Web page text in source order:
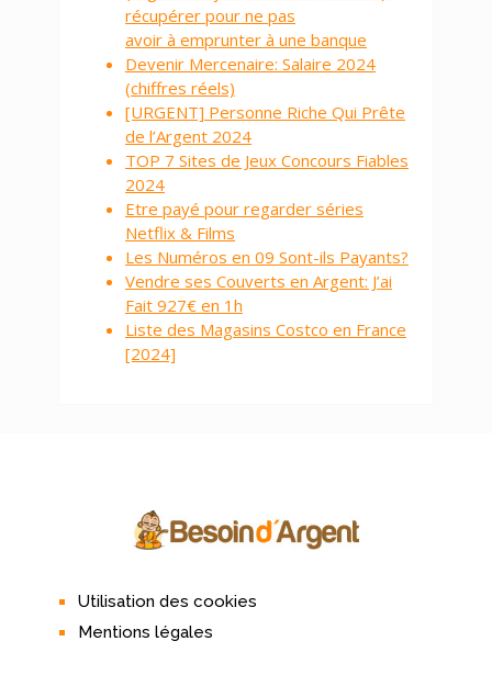
Utilisation des cookies
Mentions légales